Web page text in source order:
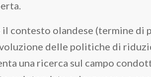
contesto olandese (termine di
delle politiche di
una ricerca sul campo